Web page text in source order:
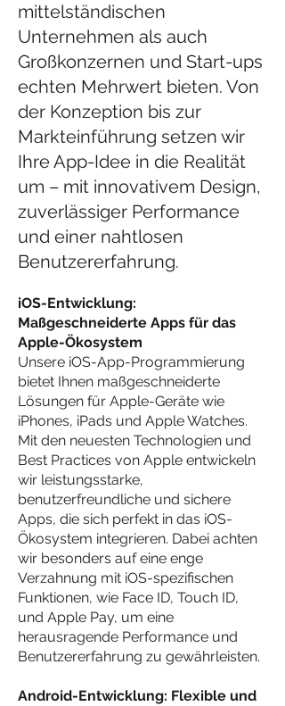
mittelständischen
Unternehmen als auch
Großkonzernen und Start-ups
echten Mehrwert bieten. Von
der Konzeption bis zur
Markteinführung setzen wir
Ihre App-Idee in die Realität
um – mit innovativem Design,
zuverlässiger Performance
und einer nahtlosen
Benutzererfahrung.
iOS-Entwicklung:
Maßgeschneiderte Apps für das
Apple-Ökosystem
Unsere iOS-App-Programmierung
bietet Ihnen maßgeschneiderte
Lösungen für Apple-Geräte wie
iPhones, iPads und Apple Watches.
Mit den neuesten Technologien und
Best Practices von Apple entwickeln
wir leistungsstarke,
benutzerfreundliche und sichere
Apps, die sich perfekt in das iOS-
Ökosystem integrieren. Dabei achten
wir besonders auf eine enge
Verzahnung mit iOS-spezifischen
Funktionen, wie Face ID, Touch ID,
und Apple Pay, um eine
herausragende Performance und
Benutzererfahrung zu gewährleisten.
Android-Entwicklung: Flexible und